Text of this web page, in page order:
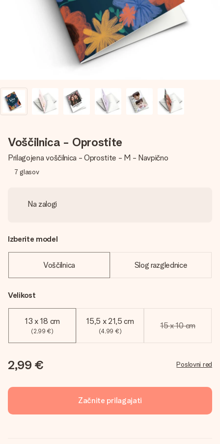
V nekaj preprostih korakih ustvari nekaj edinstvenega – z
njenim imenom, tvojo fotografijo ali sporočilom, ki ogreje
srce. Brez zapletov, le vsa ljubezen za ta trenutek.
Voščilnica - Oprostite
Prilagojena voščilnica - Oprostite - M - Navpično
7 glasov
Na zalogi
Izberite model
Voščilnica Slog razglednice
Velikost
13 x 18 cm
(2,99 €)
15,5 x 21,5 cm
(4,99 €)
15 x 10 cm
2,99 € Poslovni red
Začnite prilagajati